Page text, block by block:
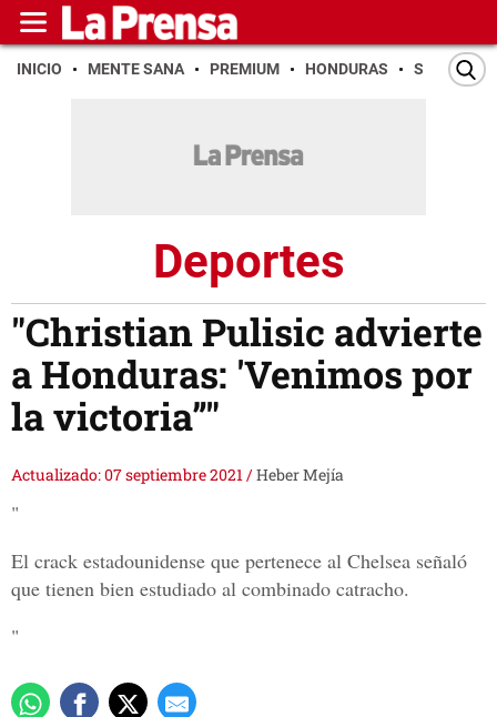
INICIO MENTE SANA PREMIUM HONDURAS SAN PEDRO
Deportes
"Christian Pulisic advierte
a Honduras: 'Venimos por
la victoria”"
Actualizado: 07 septiembre 2021/Heber Mejía
"
El crack estadounidense que pertenece al Chelsea señaló
que tienen bien estudiado al combinado catracho.
"